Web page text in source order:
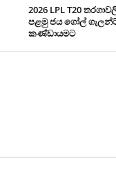
2026 LPL T20
පළමු ජය ගෝල්
කණ්ඩායමට